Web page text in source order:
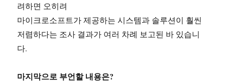
려하면 오히려
마이크로소프트가 제공하는 시스템과 솔루션이 훨씬
저렴하다는 조사 결과가 여러 차례 보고된 바 있습니
다.
마지막으로 부언할 내용은?